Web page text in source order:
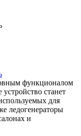
функционалом
устройство станет
для
ледогенераторы
и